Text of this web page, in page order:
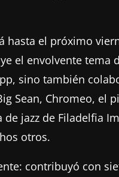
hasta el próximo
el envolvente tema
sino también
Sean, Chromeo, el
jazz de Filadelfia
otros.
contribuyó con